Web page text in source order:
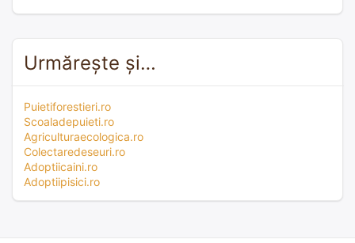
Urmărește și…
Puietiforestieri.ro
Scoaladepuieti.ro
Agriculturaecologica.ro
Colectaredeseuri.ro
Adoptiicaini.ro
Adoptiipisici.ro